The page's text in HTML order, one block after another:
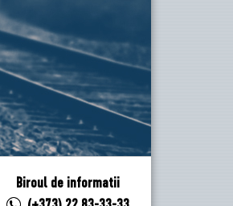
Biroul de informatii